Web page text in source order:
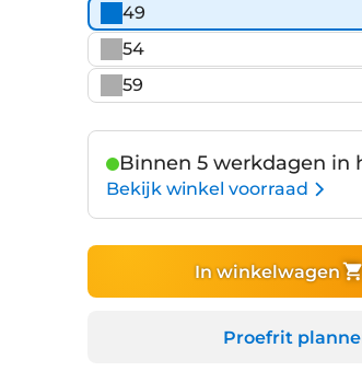
49
54
59
Binnen 5 werkdagen in
Bekijk winkel voorraad
In winkelwagen
Proefrit